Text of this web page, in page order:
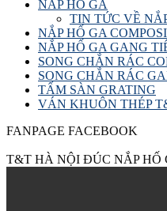
NẮP HỐ GA
TIN TỨC VỀ
NẮP HỐ GA
NẮP HỐ GA GANG
SONG CHẮN RÁC
SONG CHẮN RÁC
TẤM SÀN GRATING
VÁN KHUÔN THÉP
FANPAGE FACEBOOK
T&T HÀ NỘI ĐÚC NẮP HỐ